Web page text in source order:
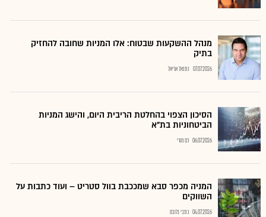
מנהל ההשקעות שבטוח: אלו המניות שחובה להחזיק
בתיק
07.07.2026 נתנאל אריאל
הסיכון הצפוי בהחלטת הריבית היום, והישג המניות
הביטחוניות בת"א
06.07.2026 רם מורי
המניה מכפר סבא שמככבת בוול סטריט – ועוד כתבות על
השווקים
04.07.2026 כתבי גלובס